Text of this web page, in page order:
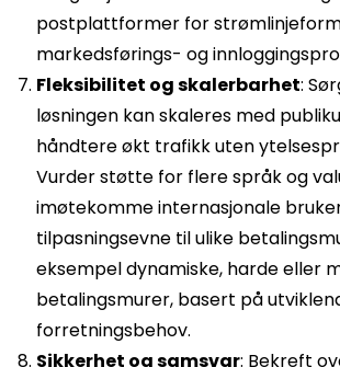
postplattformer for
markedsførings- og
Fleksibilitet og skalerbarhet:
løsningen kan skaleres med
håndtere økt trafikk uten
Vurder støtte for flere språk og
imøtekomme internasjonale
tilpasningsevne til ulike
eksempel dynamiske, harde eller
betalingsmurer, basert på
forretningsbehov.
Sikkerhet og samsvar: Bekreft